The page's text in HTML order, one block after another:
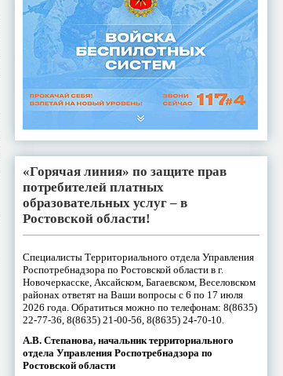
«Горячая линия» по защите прав
потребителей платных
образовательных услуг – в
Ростовской области!
Специалисты Территориального отдела Управления
Роспотребнадзора по Ростовской области в г.
Новочеркасске, Аксайском, Багаевском, Веселовском
районах ответят на Ваши вопросы с 6 по 17 июля
2026 года. Обратиться можно по телефонам: 8(8635)
22-77-36, 8(8635) 21-00-56, 8(8635) 24-70-10.
А.В. Степанова, начальник территориального
отдела Управления Роспотребнадзора по
Ростовской области